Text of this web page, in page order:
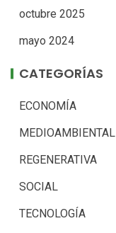
octubre 2025
mayo 2024
CATEGORÍAS
ECONOMÍA
MEDIOAMBIENTAL
REGENERATIVA
SOCIAL
TECNOLOGÍA